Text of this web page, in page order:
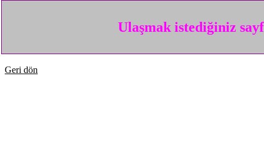
Ulaşmak istediğiniz
Geri dön